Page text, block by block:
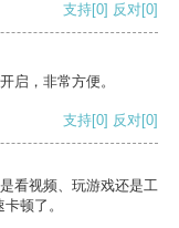
支持[0] 反对[0]
启，非常方便。
支持[0] 反对[0]
看视频、玩游戏还是工
顿了。